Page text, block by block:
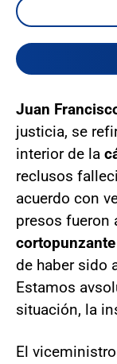
Juan
justicia, se
interior de la
reclusos
acuerdo con
presos fueron
cortopunzante
de haber sido
Estamos
situación, la
El